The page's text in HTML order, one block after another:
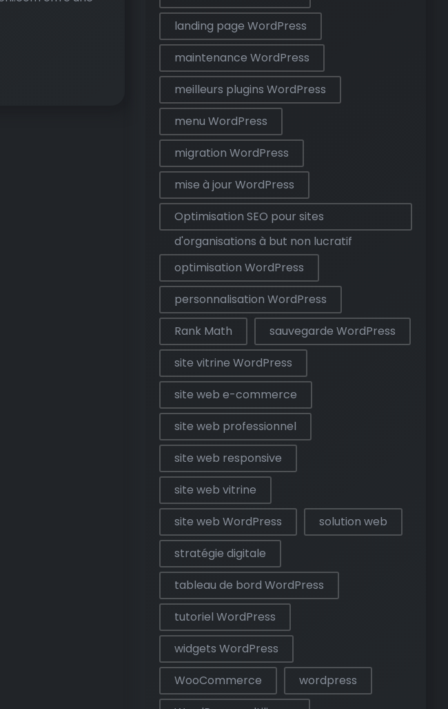
landing page WordPress
maintenance WordPress
meilleurs plugins WordPress
menu WordPress
migration WordPress
mise à jour WordPress
Optimisation SEO pour sites
d'organisations à but non lucratif
optimisation WordPress
personnalisation WordPress
Rank Math
sauvegarde WordPress
site vitrine WordPress
site web e-commerce
site web professionnel
site web responsive
site web vitrine
site web WordPress
solution web
stratégie digitale
tableau de bord WordPress
tutoriel WordPress
widgets WordPress
WooCommerce
wordpress